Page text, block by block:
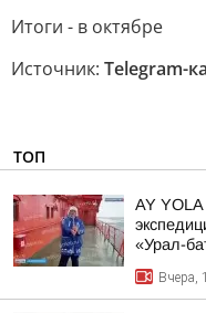
Итоги - в октябре
Источник: Telegram-
ТОП
AY YOLA
«Урал-
Вчера,